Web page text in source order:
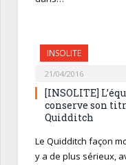
INSOLITE
21/04/2016
[INSOLITE]
conserve son
Quidditch
Le Quidditch façon
y a de plus sérieux,